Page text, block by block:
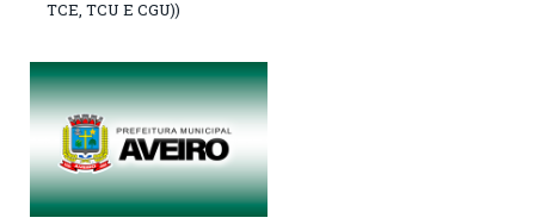
TCE, TCU E CGU))